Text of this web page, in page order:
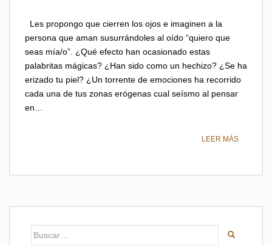
Les propongo que cierren los ojos e imaginen a la
persona que aman susurrándoles al oído “quiero que
seas mía/o”. ¿Qué efecto han ocasionado estas
palabritas mágicas? ¿Han sido como un hechizo? ¿Se ha
erizado tu piel? ¿Un torrente de emociones ha recorrido
cada una de tus zonas erógenas cual seísmo al pensar
en…
LEER MÁS
Buscar: